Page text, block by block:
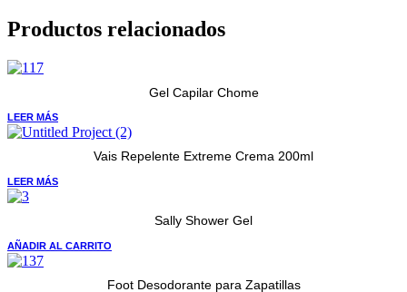
Productos relacionados
Gel Capilar Chome
LEER MÁS
Vais Repelente Extreme Crema 200ml
LEER MÁS
Sally Shower Gel
AÑADIR AL CARRITO
Foot Desodorante para Zapatillas